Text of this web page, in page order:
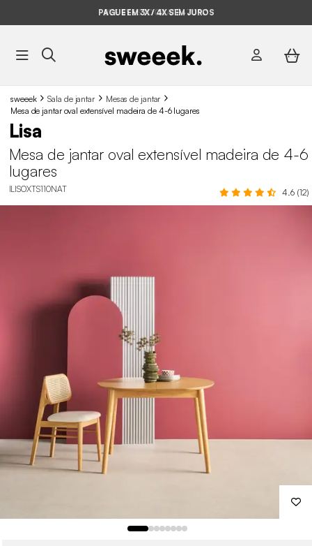
BYE BYE STOCK ATÉ -70%*
PAGUE EM 3X / 4X SEM JUROS
sweeek Sala de jantar
Mesas de jantar
Mesa de jantar oval extensível madeira de 4-6 lugares
Lisa
Mesa de jantar oval extensível madeira de 4-6
lugares
ILISOXTS110NAT 4.6 (12)